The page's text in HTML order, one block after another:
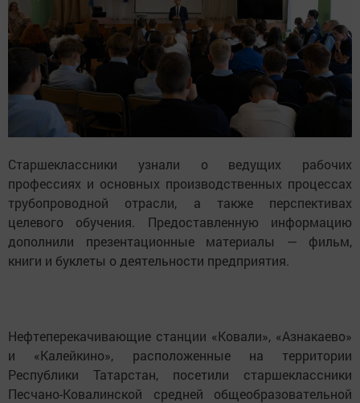
Старшеклассники узнали о ведущих рабочих
профессиях и основных производственных процессах
трубопроводной отрасли, а также перспективах
целевого обучения. Предоставленную информацию
дополнили презентационные материалы — фильм,
книги и буклеты о деятельности предприятия.
Нефтеперекачивающие станции «Ковали», «Азнакаево»
и «Калейкино», расположенные на территории
Республики Татарстан, посетили старшеклассники
Песчано-Ковалинской средней общеобразовательной